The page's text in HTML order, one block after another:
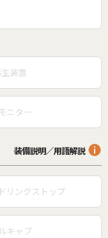
装置
ニター
装備説明／用語解説
リングストップ
キャブ